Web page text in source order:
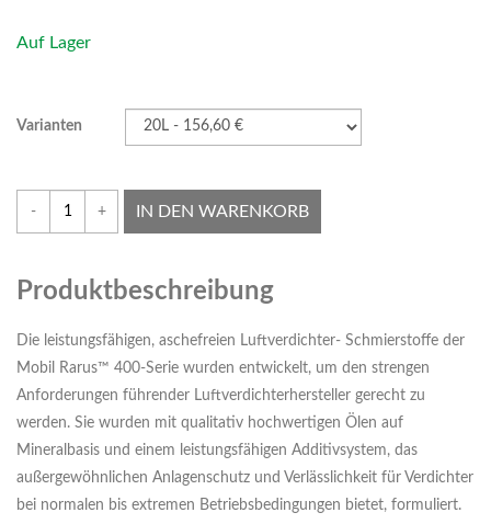
Auf Lager
Varianten
- + IN DEN WARENKORB
Produktbeschreibung
Die leistungsfähigen, aschefreien Luftverdichter- Schmierstoffe der
Mobil Rarus™ 400-Serie wurden entwickelt, um den strengen
Anforderungen führender Luftverdichterhersteller gerecht zu
werden. Sie wurden mit qualitativ hochwertigen Ölen auf
Mineralbasis und einem leistungsfähigen Additivsystem, das
außergewöhnlichen Anlagenschutz und Verlässlichkeit für Verdichter
bei normalen bis extremen Betriebsbedingungen bietet, formuliert.